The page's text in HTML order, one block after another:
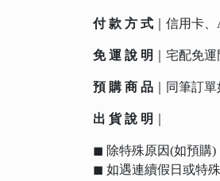
付 款 方 式 ｜信用卡
免 運 說 明 ｜宅配免
預 購 商 品 ｜同筆訂
出 貨 說 明
◼︎ 除特殊原因(如預購)
◼︎ 如遇連續假日或特